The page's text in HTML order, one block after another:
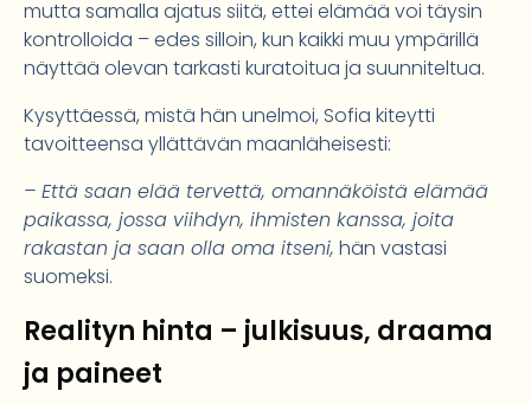
mutta samalla ajatus siitä, ettei elämää voi täysin
kontrolloida – edes silloin, kun kaikki muu ympärillä
näyttää olevan tarkasti kuratoitua ja suunniteltua.
Kysyttäessä, mistä hän unelmoi, Sofia kiteytti
tavoitteensa yllättävän maanläheisesti:
– Että saan elää tervettä, omannäköistä elämää
paikassa, jossa viihdyn, ihmisten kanssa, joita
rakastan ja saan olla oma itseni, hän vastasi
suomeksi.
Realityn hinta – julkisuus, draama
ja paineet